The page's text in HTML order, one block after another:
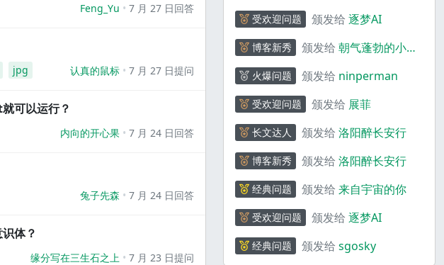
Feng_Yu 7 月 27 日回答
jpg 认真的鼠标 7 月 27 日提问
可以运行？
内向的开心果 7 月 24 日回答
兔子先森 7 月 24 日回答
体？
缘分写在三生石之上 7 月 23 日提问
受欢迎问题 颁发给 逐梦AI
博客新秀 颁发给 朝气蓬勃的小熊
火爆问题 颁发给 ninperman
受欢迎问题 颁发给 展菲
长文达人 颁发给 洛阳醉长安行
博客新秀 颁发给 洛阳醉长安行
经典问题 颁发给 来自宇宙的你
受欢迎问题 颁发给 逐梦AI
经典问题 颁发给 sgosky